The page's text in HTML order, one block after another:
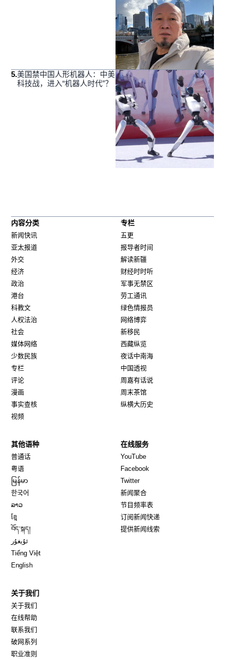
5.美国禁中国人形机器人：中美
科技战，进入“机器人时代”？
内容分类
新闻快讯
亚太报道
外交
经济
政治
港台
科教文
人权法治
社会
媒体网络
少数民族
专栏
评论
漫画
事实查核
视频
专栏
五更
报导者时间
解读新疆
财经时时听
军事无禁区
劳工通讯
绿色情报员
网络博弈
新移民
西藏纵览
夜话中南海
中国透视
周嘉有话说
周末茶馆
纵横大历史
其他语种
普通话
粤语
မြန်မာ
한국어
ລາວ
ខ្មែ
བོད་སྐད།
ئۇيغۇر
Tiếng Việt
English
在线服务
YouTube
Facebook
TwitterOpens in new window
新闻聚合
节目频率表
订阅新闻快递
提供新闻线索
关于我们
关于我们
在线帮助
联系我们
破网系列
职业准则